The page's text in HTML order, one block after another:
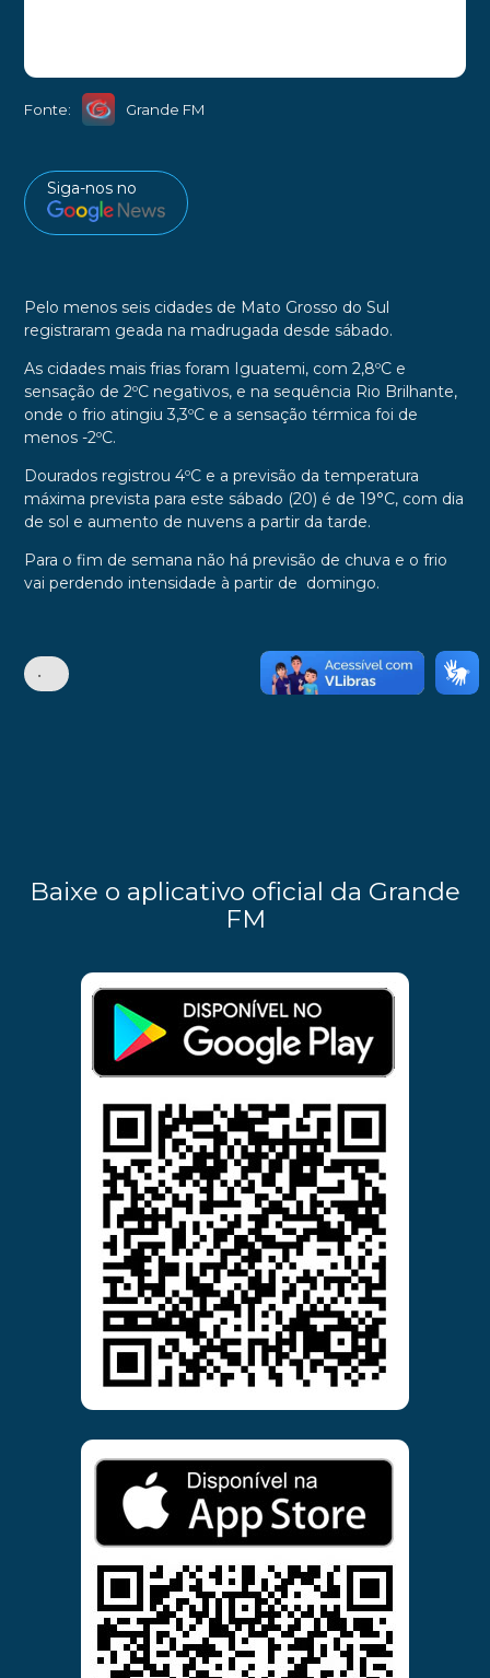
Fonte: Grande FM
Siga-nos no
Pelo menos seis cidades de Mato Grosso do Sul
registraram geada na madrugada desde sábado.
As cidades mais frias foram Iguatemi, com 2,8ºC e
sensação de 2ºC negativos, e na sequência Rio Brilhante,
onde o frio atingiu 3,3ºC e a sensação térmica foi de
menos -2ºC.
Dourados registrou 4ºC e a previsão da temperatura
máxima prevista para este sábado (20) é de 19°C, com dia
de sol e aumento de nuvens a partir da tarde.
Para o fim de semana não há previsão de chuva e o frio
vai perdendo intensidade à partir de domingo.
•
Baixe o aplicativo oficial da Grande
FM